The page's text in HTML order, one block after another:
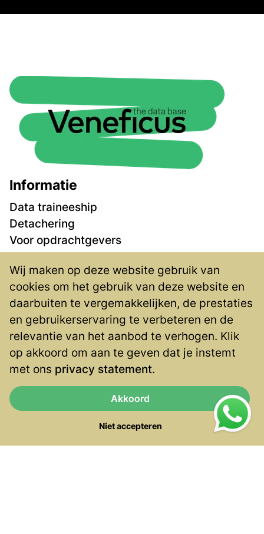
Informatie
Data traineeship
Detachering
Voor opdrachtgevers
Vacatures
Over ons
Contact
Privacy
Contact
Blaak 555
3011 GB Rotterdam
(010) 4047 333
info@veneficus.nl
Wij maken op deze website gebruik van
cookies om het gebruik van deze website en
daarbuiten te vergemakkelijken, de prestaties
en gebruikerservaring te verbeteren en de
relevantie van het aanbod te verhogen. Klik
op akkoord om aan te geven dat je instemt
met ons privacy statement.
Akkoord
Niet accepteren